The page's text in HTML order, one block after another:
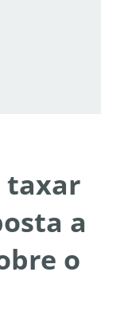
taxar
a
o